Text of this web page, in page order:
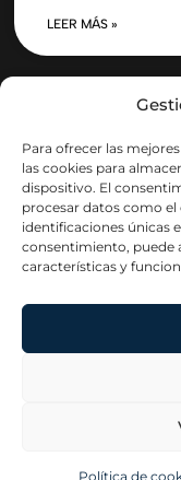
Para ofrecer las
las cookies para
dispositivo. El
procesar datos como
identificaciones únicas
consentimiento, puede
características y
Política de
LEER MÁS »